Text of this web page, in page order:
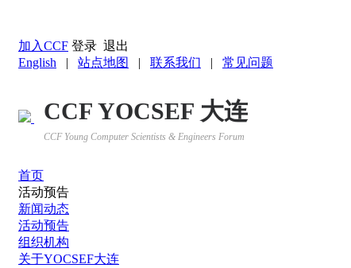
加入CCF 登录 退出
English | 站点地图 | 联系我们 | 常见问题
CCF YOCSEF 大连
CCF Young Computer Scientists & Engineers Forum
首页
活动预告
新闻动态
活动预告
组织机构
关于YOCSEF大连